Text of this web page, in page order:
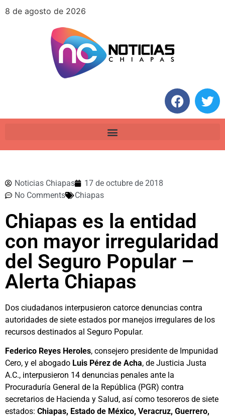
8 de agosto de 2026
Noticias Chiapas
17 de octubre de 2018
No Comments
Chiapas
Chiapas es la entidad
con mayor irregularidad
del Seguro Popular –
Alerta Chiapas
Dos ciudadanos interpusieron catorce denuncias contra
autoridades de siete estados por manejos irregulares de los
recursos destinados al Seguro Popular.
Federico Reyes Heroles, consejero presidente de Impunidad
Cero, y el abogado Luis Pérez de Acha, de Justicia Justa
A.C., interpusieron 14 denuncias penales ante la
Procuraduría General de la República (PGR) contra
secretarios de Hacienda y Salud, así como tesoreros de siete
estados: Chiapas, Estado de México, Veracruz, Guerrero,